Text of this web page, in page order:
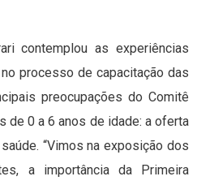
contemplou as experiências
processo de capacitação das
preocupações do Comitê
de 0 a 6 anos de idade: a oferta
“Vimos na exposição dos
a importância da Primeira